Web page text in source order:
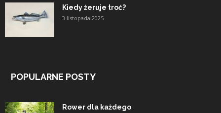
Kiedy żeruje troć?
3 listopada 2025
POPULARNE POSTY
Rower dla każdego